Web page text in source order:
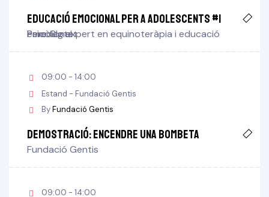
Educació emocional per a adolescents #1
Pere Clotet
Psicòleg expert en equinoteràpia i educació emocional
09:00 - 14:00
Estand - Fundació Gentis
ByFundació Gentis
Demostració: Encendre una bombeta
Fundació Gentis
09:00 - 14:00